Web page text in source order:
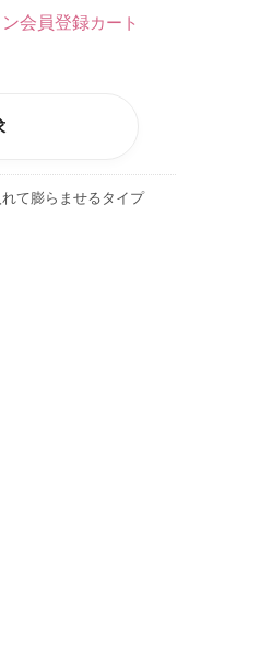
会員登録カート
て膨らませるタイプ